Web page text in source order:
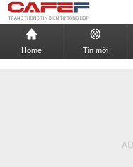
Home Tin mới